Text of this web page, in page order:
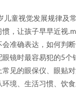
儿童视觉发展规律及
，让孩子早早近视
会准确表达，如何判
眼镜时最容易犯的5个
见的眼保仪、眼贴
境、生活习惯、饮